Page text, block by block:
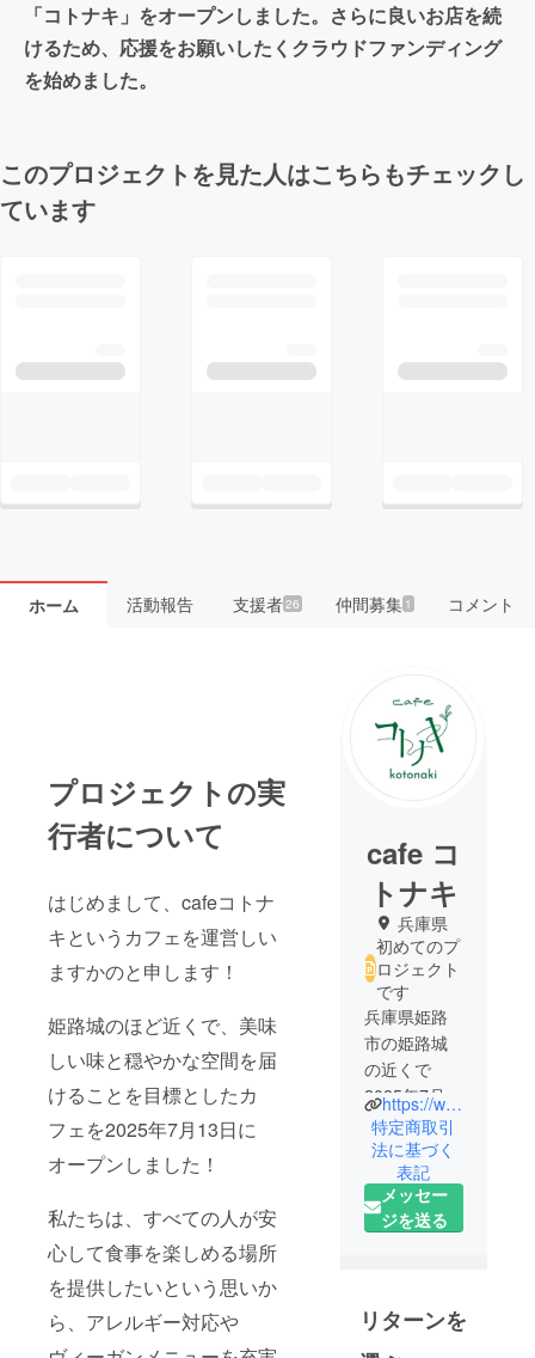
「コトナキ」をオープンしました。さらに良いお店を続
けるため、応援をお願いしたくクラウドファンディング
を始めました。
このプロジェクトを見た人はこちらもチェックし
ています
ホーム 活動報告 支援者26 仲間募集 1 コメント
プロジェクトの実
行者について
はじめまして、cafeコトナ
キというカフェを運営しい
ますかのと申します！
姫路城のほど近くで、美味
しい味と穏やかな空間を届
けることを目標としたカ
フェを2025年7月13日に
オープンしました！
私たちは、すべての人が安
心して食事を楽しめる場所
を提供したいという思いか
ら、アレルギー対応や
cafe コ
トナキ
兵庫県
初めてのプ
ロジェクト
です
兵庫県姫路
市の姫路城
の近くで
2025年7月
13日ヴィー
ガンカフェ
をオープン
しました！
https://www.instagram.com/cafe_kotonaki?igsh=cHJ0MXM2MHF0djU2
特定商取引
法に基づく
表記
メッセー
ジを送る
リターンを